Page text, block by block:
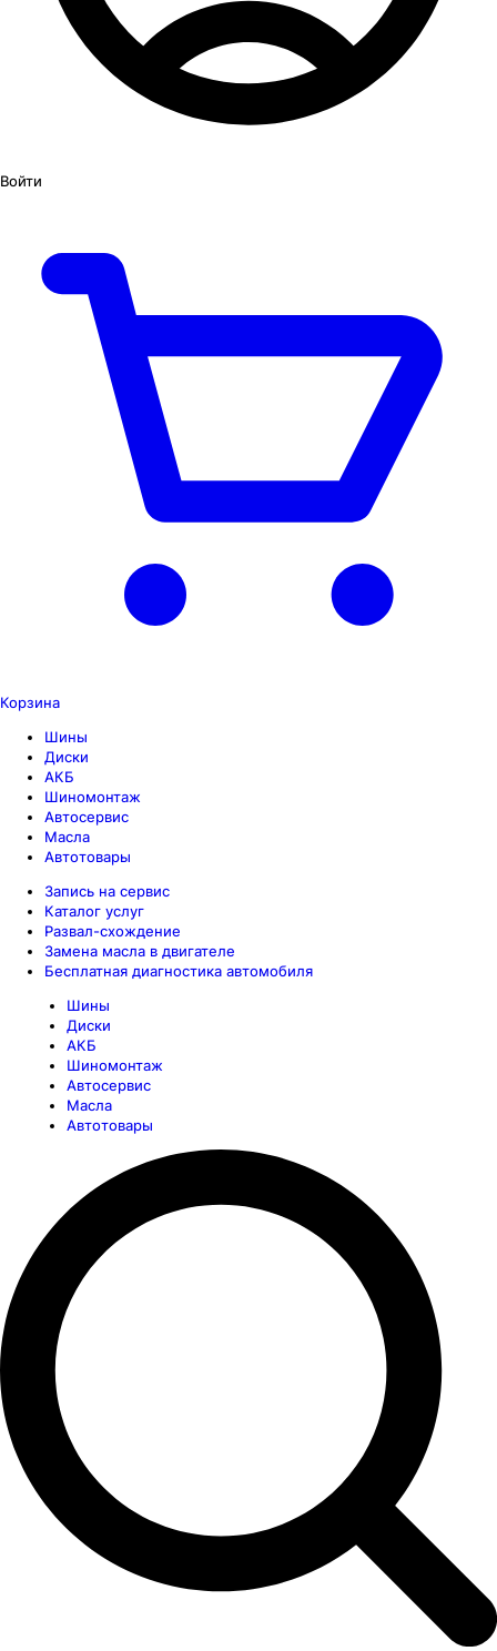
Войти
Корзина
Шины
Диски
АКБ
Шиномонтаж
Автосервис
Масла
Автотовары
Запись на сервис
Каталог услуг
Развал-схождение
Замена масла в двигателе
Бесплатная диагностика автомобиля
Шины
Диски
АКБ
Шиномонтаж
Автосервис
Масла
Автотовары